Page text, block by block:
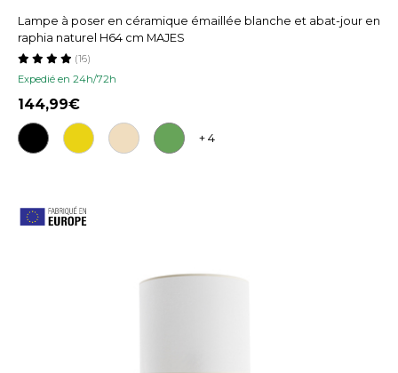
Lampe à poser en céramique émaillée blanche et abat-jour en
raphia naturel H64 cm MAJES
Expedié en 24h/72h
(16)
144,99
+ 4